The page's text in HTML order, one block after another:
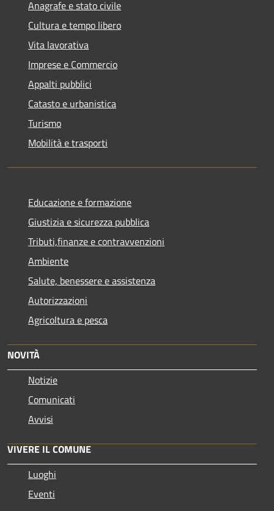
Anagrafe e stato civile
Cultura e tempo libero
Vita lavorativa
Imprese e Commercio
Appalti pubblici
Catasto e urbanistica
Turismo
Mobilità e trasporti
Educazione e formazione
Giustizia e sicurezza pubblica
Tributi,finanze e contravvenzioni
Ambiente
Salute, benessere e assistenza
Autorizzazioni
Agricoltura e pesca
NOVITÀ
Notizie
Comunicati
Avvisi
VIVERE IL COMUNE
Luoghi
Eventi